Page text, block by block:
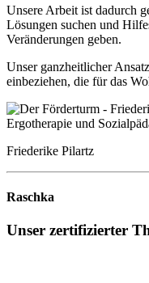
Unsere Arbeit ist dadurch
Lösungen suchen und
Veränderungen geben.
Unser ganzheitlicher
einbeziehen, die für das
Friederike Pilartz
Raschka
Unser zertifizierter